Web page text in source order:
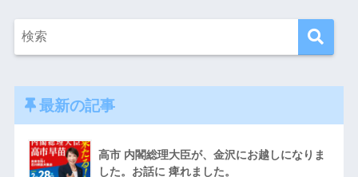
最新の記事
高市 内閣総理大臣が、金沢にお越しになりま
した。お話に 痺れました。